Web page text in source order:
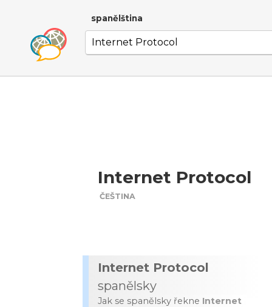
spanělština
Internet Protocol
ČEŠTINA
Internet Protocol
spanělsky
Jak se spanělsky řekne Internet